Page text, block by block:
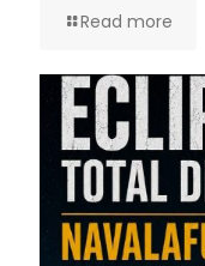
Read more